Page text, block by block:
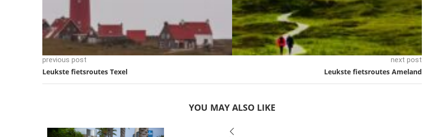
previous post
Leukste fietsroutes Texel
next post
Leukste fietsroutes Ameland
YOU MAY ALSO LIKE